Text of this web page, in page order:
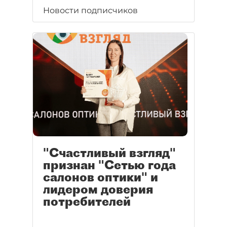
Новости подписчиков
"Счастливый взгляд"
признан "Сетью года
салонов оптики" и
лидером доверия
потребителей